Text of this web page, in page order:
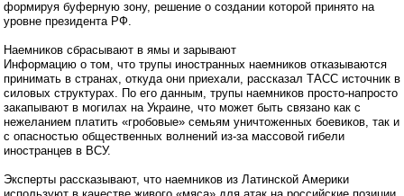
формируя буферную зону, решение о создании которой принято на
уровне президента РФ.
Наемников сбрасывают в ямы и зарывают
Информацию о том, что трупы иностранных наемников отказываются
принимать в странах, откуда они приехали, рассказал ТАСС источник в
силовых структурах. По его данным, трупы наемников просто-напросто
закапывают в могилах на Украине, что может быть связано как с
нежеланием платить «гробовые» семьям уничтоженных боевиков, так и
с опасностью общественных волнений из-за массовой гибели
иностранцев в ВСУ.
Эксперты рассказывают, что наемников из Латинской Америки